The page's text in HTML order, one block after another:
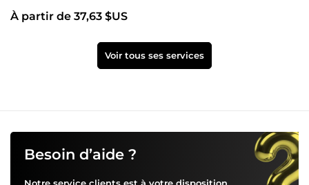
À partir de 37,63 $US
Voir tous ses services
Besoin d’aide ?